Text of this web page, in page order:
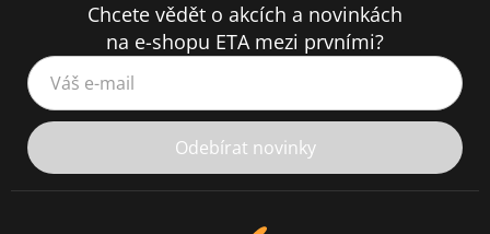
Chcete vědět o akcích a novinkách
na e-shopu ETA mezi prvními?
Váš e-mail
Odebírat novinky